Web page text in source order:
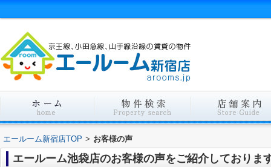
エールーム新宿店TOP > お客様の声
エールーム池袋店のお客様の声をご紹介しておりま